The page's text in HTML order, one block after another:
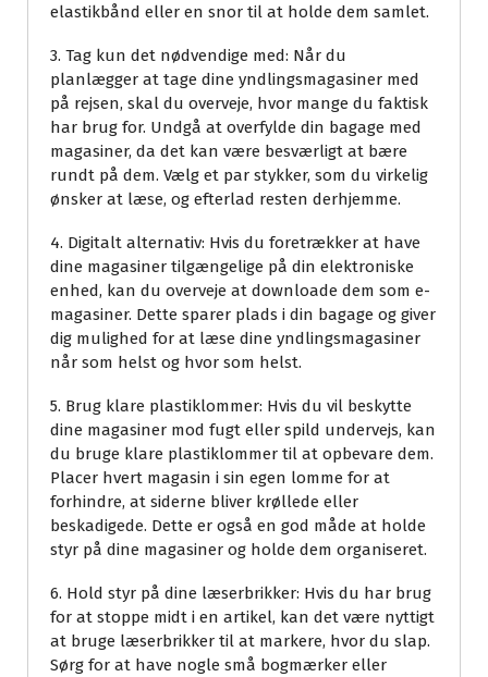
elastikbånd eller en snor til at holde dem samlet.
3. Tag kun det nødvendige med: Når du
planlægger at tage dine yndlingsmagasiner med
på rejsen, skal du overveje, hvor mange du faktisk
har brug for. Undgå at overfylde din bagage med
magasiner, da det kan være besværligt at bære
rundt på dem. Vælg et par stykker, som du virkelig
ønsker at læse, og efterlad resten derhjemme.
4. Digitalt alternativ: Hvis du foretrækker at have
dine magasiner tilgængelige på din elektroniske
enhed, kan du overveje at downloade dem som e-
magasiner. Dette sparer plads i din bagage og giver
dig mulighed for at læse dine yndlingsmagasiner
når som helst og hvor som helst.
5. Brug klare plastiklommer: Hvis du vil beskytte
dine magasiner mod fugt eller spild undervejs, kan
du bruge klare plastiklommer til at opbevare dem.
Placer hvert magasin i sin egen lomme for at
forhindre, at siderne bliver krøllede eller
beskadigede. Dette er også en god måde at holde
styr på dine magasiner og holde dem organiseret.
6. Hold styr på dine læserbrikker: Hvis du har brug
for at stoppe midt i en artikel, kan det være nyttigt
at bruge læserbrikker til at markere, hvor du slap.
Sørg for at have nogle små bogmærker eller